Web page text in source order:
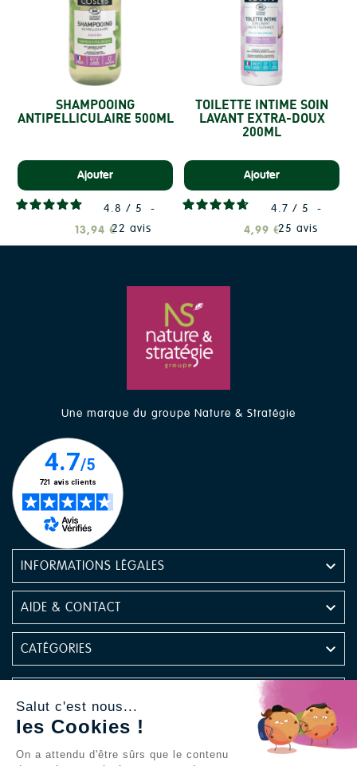
SHAMPOOING
ANTIPELLICULAIRE 500ML
Ajouter
4.8 / 5
-
22 avis
13,94 €
TOILETTE INTIME SOIN
LAVANT EXTRA-DOUX
200ML
Ajouter
4.7 / 5
-
25 avis
4,99 €
Une marque du groupe Nature & Stratégie
INFORMATIONS LÉGALES 
AIDE & CONTACT 
CATÉGORIES 
Retrouvez-nous sur les réseaux sociaux
Salut c'est nous...
les Cookies !
On a attendu d'être sûrs que le contenu